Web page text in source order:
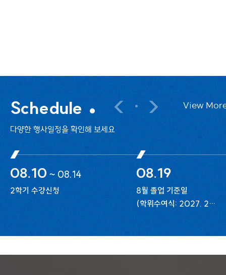
Schedule
다양한 행사일정을 확인해 보세요
View
08.10 ~ 08.14
2학기 수강신청
08.19
8월 졸업 기준일
(학위수여식: 2027. 2월